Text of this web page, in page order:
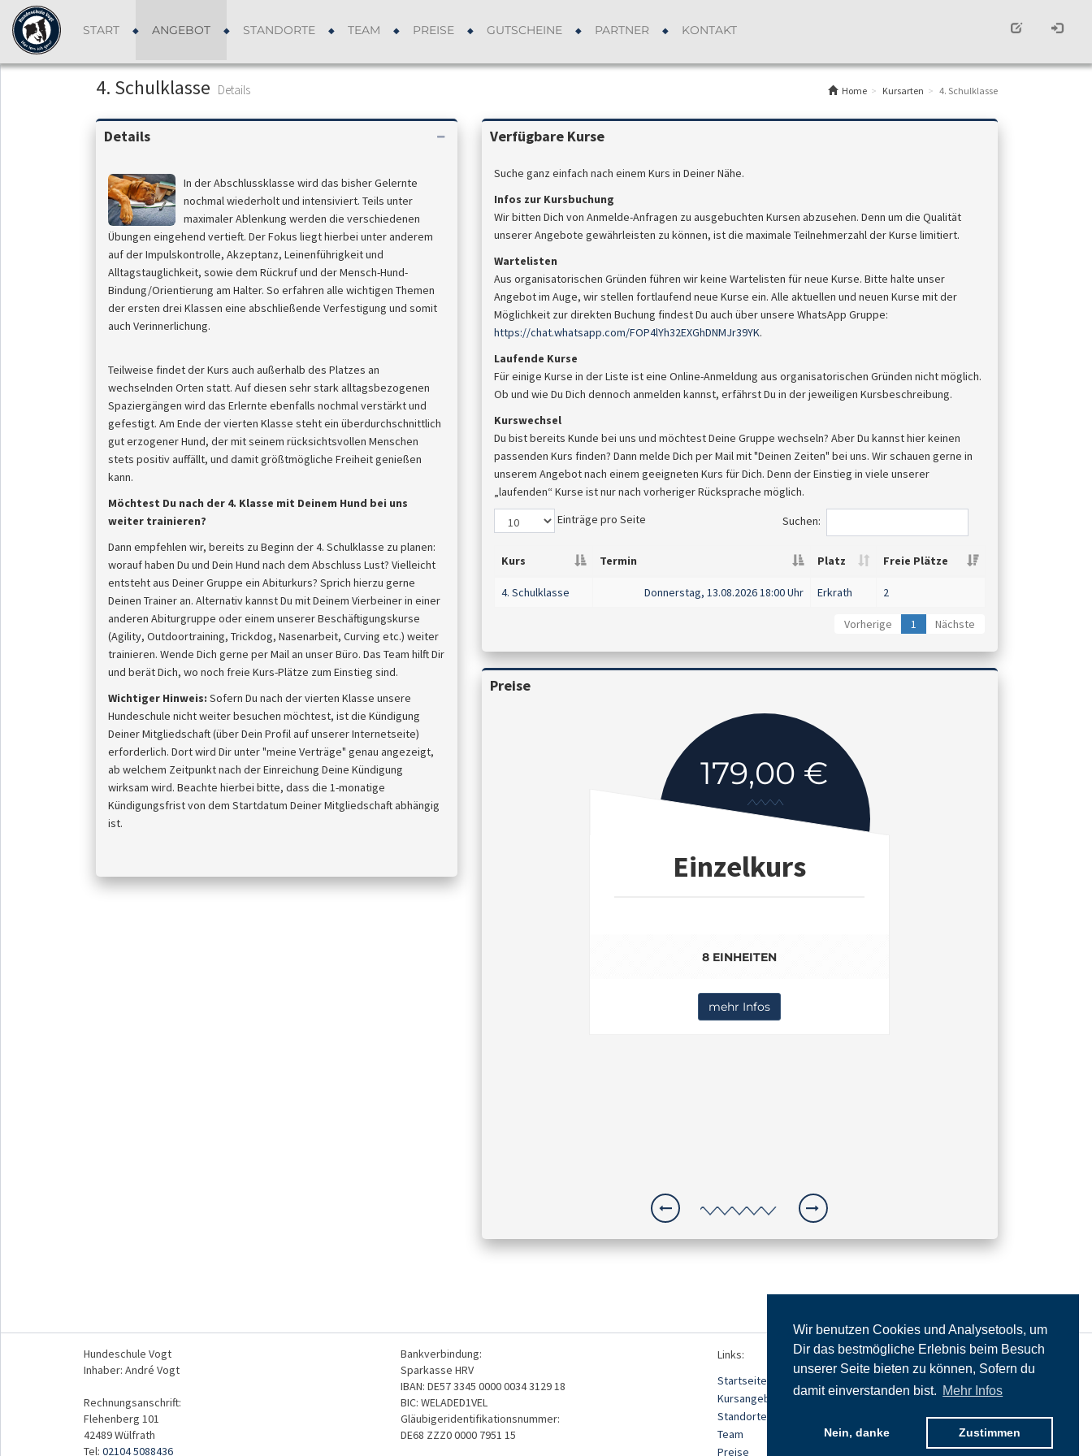
Wir benutzen Cookies und Analysetools, um
Dir das bestmögliche Erlebnis beim Besuch
unserer Seite bieten zu können, Sofern du
damit einverstanden bist. Mehr Infos
Nein, danke Zustimmen
START ANGEBOT STANDORTE TEAM PREISE GUTSCHEINE PARTNER KONTAKT
4. Schulklasse Details Home Kursarten 4. Schulklasse
Details
In der Abschlussklasse wird das bisher Gelernte
nochmal wiederholt und intensiviert. Teils unter
maximaler Ablenkung werden die verschiedenen
Übungen eingehend vertieft. Der Fokus liegt hierbei unter anderem
auf der Impulskontrolle, Akzeptanz, Leinenführigkeit und
Alltagstauglichkeit, sowie dem Rückruf und der Mensch-Hund-
Bindung/Orientierung am Halter. So erfahren alle wichtigen Themen
der ersten drei Klassen eine abschließende Verfestigung und somit
auch Verinnerlichung.
Teilweise findet der Kurs auch außerhalb des Platzes an
wechselnden Orten statt. Auf diesen sehr stark alltagsbezogenen
Spaziergängen wird das Erlernte ebenfalls nochmal verstärkt und
gefestigt. Am Ende der vierten Klasse steht ein überdurchschnittlich
gut erzogener Hund, der mit seinem rücksichtsvollen Menschen
stets positiv auffällt, und damit größtmögliche Freiheit genießen
kann.
Möchtest Du nach der 4. Klasse mit Deinem Hund bei uns
weiter trainieren?
Dann empfehlen wir, bereits zu Beginn der 4. Schulklasse zu planen:
worauf haben Du und Dein Hund nach dem Abschluss Lust? Vielleicht
entsteht aus Deiner Gruppe ein Abiturkurs? Sprich hierzu gerne
Deinen Trainer an. Alternativ kannst Du mit Deinem Vierbeiner in einer
anderen Abiturgruppe oder einem unserer Beschäftigungskurse
(Agility, Outdoortraining, Trickdog, Nasenarbeit, Curving etc.) weiter
trainieren. Wende Dich gerne per Mail an unser Büro. Das Team hilft Dir
und berät Dich, wo noch freie Kurs-Plätze zum Einstieg sind.
Wichtiger Hinweis: Sofern Du nach der vierten Klasse unsere
Hundeschule nicht weiter besuchen möchtest, ist die Kündigung
Deiner Mitgliedschaft (über Dein Profil auf unserer Internetseite)
erforderlich. Dort wird Dir unter "meine Verträge" genau angezeigt,
ab welchem Zeitpunkt nach der Einreichung Deine Kündigung
wirksam wird. Beachte hierbei bitte, dass die 1-monatige
Kündigungsfrist von dem Startdatum Deiner Mitgliedschaft abhängig
ist.
Verfügbare Kurse
Suche ganz einfach nach einem Kurs in Deiner Nähe.
Infos zur Kursbuchung
Wir bitten Dich von Anmelde-Anfragen zu ausgebuchten Kursen abzusehen. Denn um die Qualität
unserer Angebote gewährleisten zu können, ist die maximale Teilnehmerzahl der Kurse limitiert.
Wartelisten
Aus organisatorischen Gründen führen wir keine Wartelisten für neue Kurse. Bitte halte unser
Angebot im Auge, wir stellen fortlaufend neue Kurse ein. Alle aktuellen und neuen Kurse mit der
Möglichkeit zur direkten Buchung findest Du auch über unsere WhatsApp Gruppe:
https://chat.whatsapp.com/FOP4lYh32EXGhDNMJr39YK.
Laufende Kurse
Für einige Kurse in der Liste ist eine Online-Anmeldung aus organisatorischen Gründen nicht möglich.
Ob und wie Du Dich dennoch anmelden kannst, erfährst Du in der jeweiligen Kursbeschreibung.
Kurswechsel
Du bist bereits Kunde bei uns und möchtest Deine Gruppe wechseln? Aber Du kannst hier keinen
passenden Kurs finden? Dann melde Dich per Mail mit "Deinen Zeiten" bei uns. Wir schauen gerne in
unserem Angebot nach einem geeigneten Kurs für Dich. Denn der Einstieg in viele unserer
„laufenden“ Kurse ist nur nach vorheriger Rücksprache möglich.
Einträge pro Seite
Suchen:
Kurs Termin Platz Freie Plätze
4. Schulklasse Donnerstag, 13.08.202618:00 Uhr Erkrath 2
Vorherige 1 Nächste
Preise
79,00 €/ Monat
Mitgliedschaft
179,00 €
Einzelkurs
8 EINHEITEN
mehr Infos
Hundeschule Vogt
Inhaber: André Vogt
Rechnungsanschrift:
Flehenberg 101
42489 Wülfrath
Tel: 02104 5088436
Bankverbindung:
Sparkasse HRV
IBAN: DE57 3345 0000 0034 3129 18
BIC: WELADED1VEL
Gläubigeridentifikationsnummer:
DE68 ZZZ0 0000 7951 15
Links:
Startseite
Kursangebot
Standorte
Team
Preise